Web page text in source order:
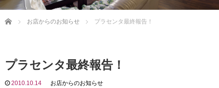
Home お店からのお知らせ プラセンタ最終報告！
プラセンタ最終報告！
2010.10.14 お店からのお知らせ